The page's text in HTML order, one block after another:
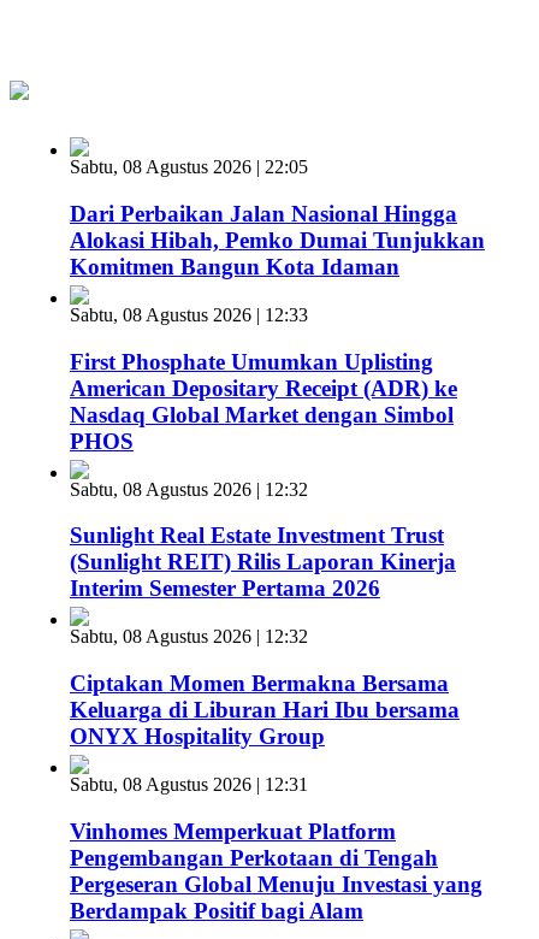
Sabtu, 08 Agustus 2026 | 22:05
Dari Perbaikan Jalan Nasional Hingga
Alokasi Hibah, Pemko Dumai Tunjukkan
Komitmen Bangun Kota Idaman
Sabtu, 08 Agustus 2026 | 12:33
First Phosphate Umumkan Uplisting
American Depositary Receipt (ADR) ke
Nasdaq Global Market dengan Simbol
PHOS
Sabtu, 08 Agustus 2026 | 12:32
Sunlight Real Estate Investment Trust
(Sunlight REIT) Rilis Laporan Kinerja
Interim Semester Pertama 2026
Sabtu, 08 Agustus 2026 | 12:32
Ciptakan Momen Bermakna Bersama
Keluarga di Liburan Hari Ibu bersama
ONYX Hospitality Group
Sabtu, 08 Agustus 2026 | 12:31
Vinhomes Memperkuat Platform
Pengembangan Perkotaan di Tengah
Pergeseran Global Menuju Investasi yang
Berdampak Positif bagi Alam